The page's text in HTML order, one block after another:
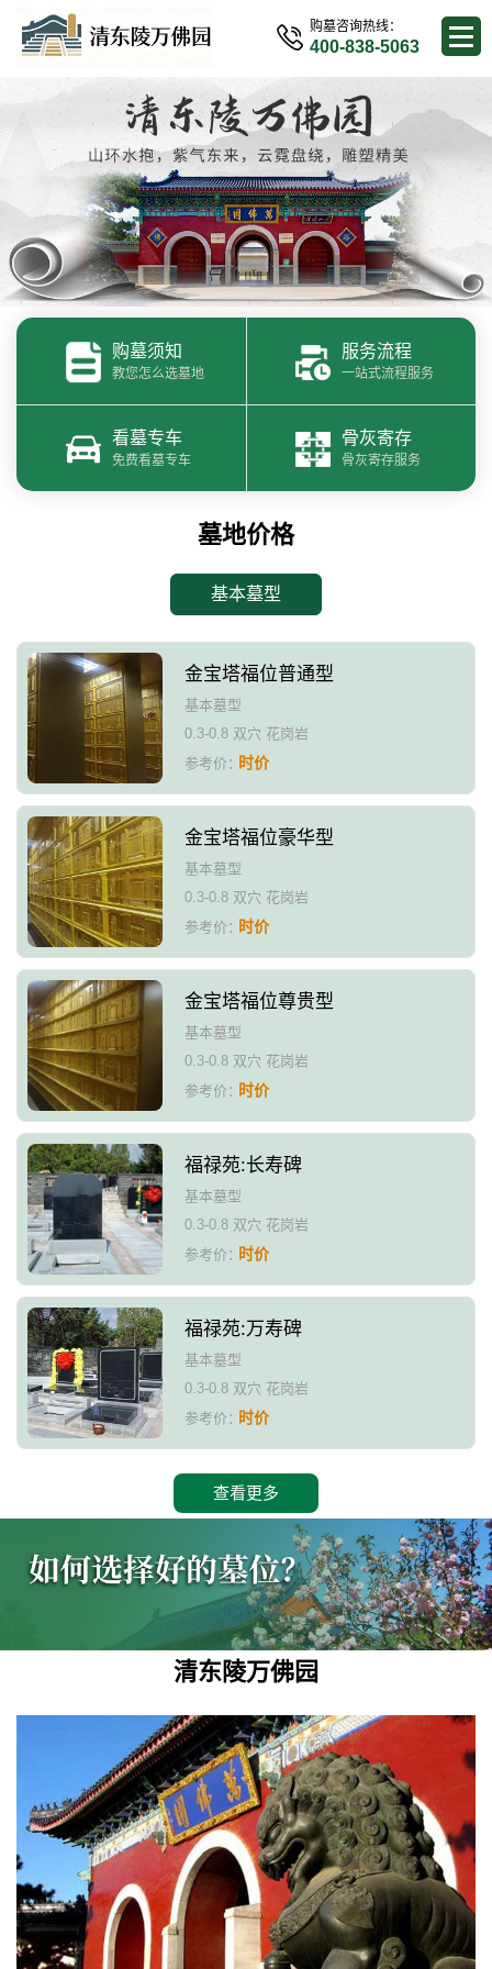
购墓咨询热线：
400-838-5063
购墓须知
教您怎么选墓地
服务流程
一站式流程服务
看墓专车
免费看墓专车
骨灰寄存
骨灰寄存服务
墓地价格
基本墓型
金宝塔福位普通型
基本墓型
0.3-0.8 双穴 花岗岩
参考价：时价
金宝塔福位豪华型
基本墓型
0.3-0.8 双穴 花岗岩
参考价：时价
金宝塔福位尊贵型
基本墓型
0.3-0.8 双穴 花岗岩
参考价：时价
福禄苑:长寿碑
基本墓型
0.3-0.8 双穴 花岗岩
参考价：时价
福禄苑:万寿碑
基本墓型
0.3-0.8 双穴 花岗岩
参考价：时价
查看更多
清东陵万佛园